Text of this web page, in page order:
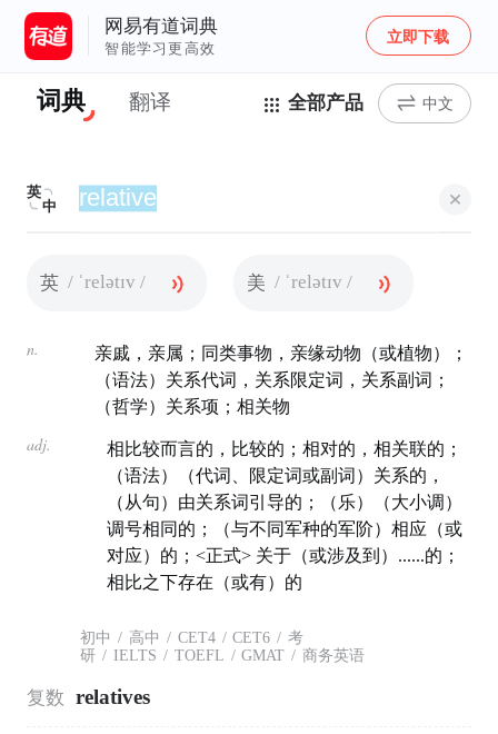
网易有道词典
智能学习更高效
立即下载
词典 翻译 全部产品 中文
英
中
英 / ˈrelətɪv / 美 / ˈrelətɪv /
n.
亲戚，亲属；同类事物，亲缘动物（或植物）；
（语法）关系代词，关系限定词，关系副词；
（哲学）关系项；相关物
adj.
相比较而言的，比较的；相对的，相关联的；
（语法）（代词、限定词或副词）关系的，
（从句）由关系词引导的；（乐）（大小调）
调号相同的；（与不同军种的军阶）相应（或
对应）的；<正式> 关于（或涉及到）......的；
相比之下存在（或有）的
初中 / 高中 / CET4 / CET6 / 考
研 / IELTS / TOEFL / GMAT / 商务英语
复数 relatives